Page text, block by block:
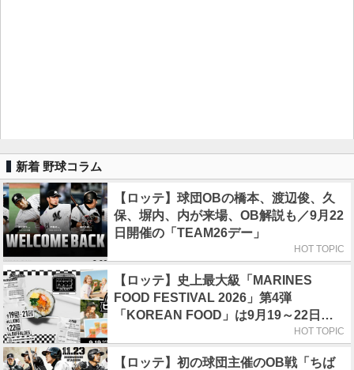
新着 野球コラム
【ロッテ】球団OBの橋本、渡辺俊、久
保、塀内、内が来場、OB解説も／9月22
日開催の「TEAM26デー」
HOT TOPIC
【ロッテ】史上最大級「MARINES
FOOD FESTIVAL 2026」第4弾
「KOREAN FOOD」は9月19～22日／
HOT TOPIC
【ロッテ】初の球団主催のOB戦「ちば